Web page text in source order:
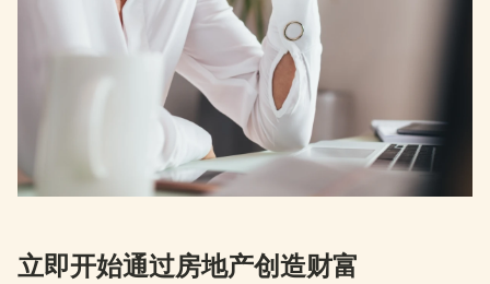
立即开始通过房地产创造财富